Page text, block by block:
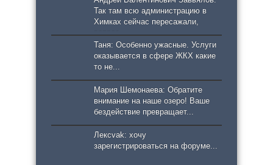
Так там всю администрацию в
Химках сейчас пересажали,
Таня: Особенно ужасные. Услуги
оказывается в сфере ЖКХ какие
то не...
Мария Шемонаева: Обратите
внимание на наше озеро! Ваше
бездействие превращает...
Лексvak: хочу
зарегистрироваться на форуме...